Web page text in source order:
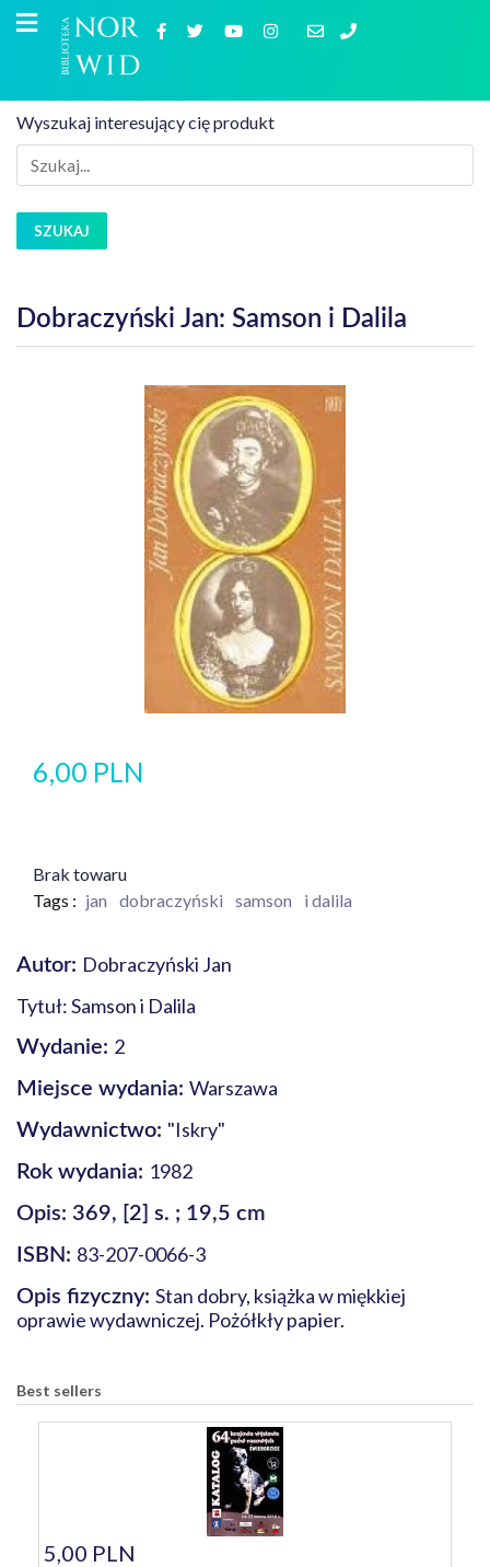
Wyszukaj interesujący cię produkt
SZUKAJ
Dobraczyński Jan: Samson i Dalila
6,00 PLN
Brak towaru
Tags : jan dobraczyński samson i dalila
Autor: Dobraczyński Jan
Tytuł: Samson i Dalila
Wydanie: 2
Miejsce wydania: Warszawa
Wydawnictwo: "Iskry"
Rok wydania: 1982
Opis: 369, [2] s. ; 19,5 cm
ISBN: 83-207-0066-3
Opis fizyczny: Stan dobry, książka w miękkiej
oprawie wydawniczej. Pożółkły papier.
Best sellers
5,00 PLN